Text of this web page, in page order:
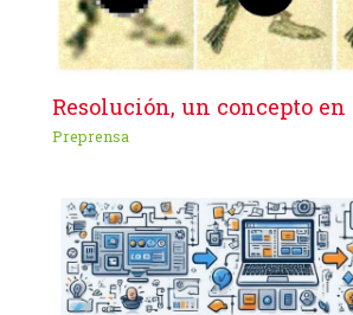
Resolución, un concepto
Preprensa